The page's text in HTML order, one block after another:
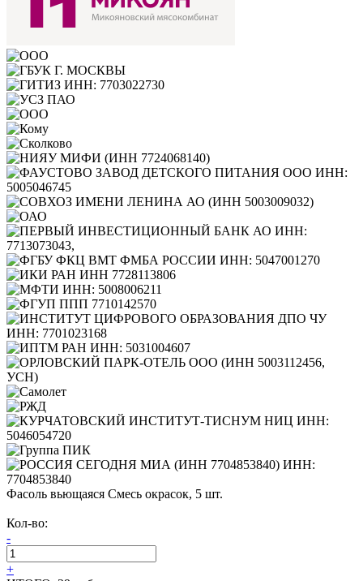
Фасоль вьющаяся Смесь окрасок, 5 шт.
Кол-во:
-
+